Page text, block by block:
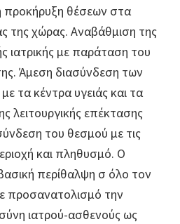
προκήρυξη θέσεων στα
της χώρας. Αναβάθμιση της
ιατρικής με παράταση του
Άμεση διασύνδεση των
τα κέντρα υγειάς και τα
λειτουργικής επέκτασης
του θεσμού με τις
και πληθυσμό. Ο
περίθαλψη σ όλο τον
προσανατολισμό την
ιατρού-ασθενούς ως